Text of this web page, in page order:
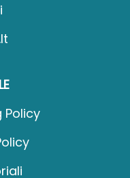
Policy